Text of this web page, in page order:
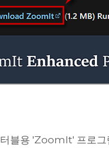
블용 'ZoomIt' 프로그